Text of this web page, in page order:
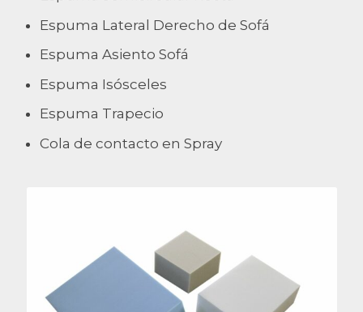
Espuma Lateral Derecho de Sofá
Espuma Asiento Sofá
Espuma Isósceles
Espuma Trapecio
Cola de contacto en Spray